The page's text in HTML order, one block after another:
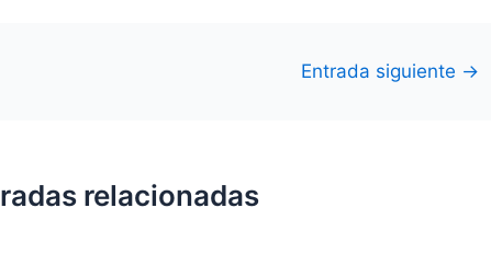
Entrada siguiente →
relacionadas